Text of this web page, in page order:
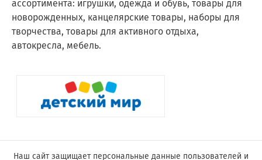
ассортимента: игрушки, одежда и обувь, товары для
новорожденных, канцелярские товары, наборы для
творчества, товары для активного отдыха,
автокресла, мебель.
Наш сайт защищает персональные данные пользователей и